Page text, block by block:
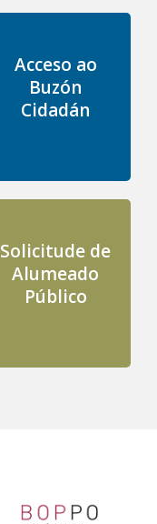
Acceso ao
Buzón
Cidadán
Solicitude de
Alumeado
Público